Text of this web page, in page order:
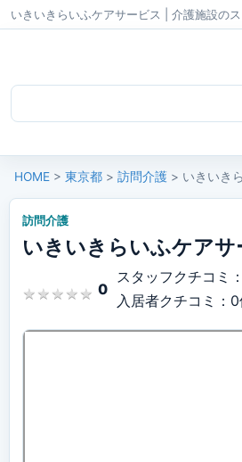
HOME > 東京都 > 訪問介護 > いきいき
訪問介護
いきいきらいふケアサ
★ ★ ★ ★ ★
★ ★ ★ ★ ★ 0
スタッフクチコミ
入居者クチコミ：